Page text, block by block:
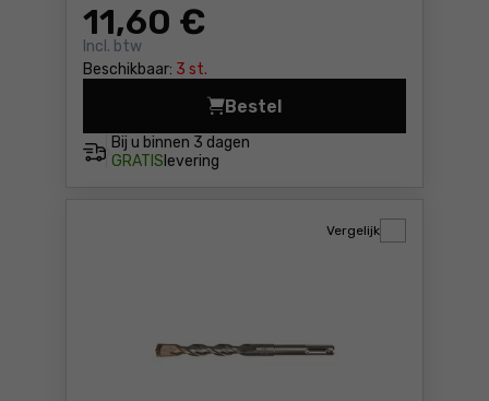
11,60 €
Incl. btw
Beschikbaar: 3 st.
Bij u binnen 3 dagen
GRATIS levering
Bestel
Metaalboor, 2st. DeWalt
Vergelijk